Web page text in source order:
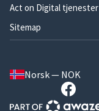
Act on Digital tjenester
Sitemap
Norsk — NOK